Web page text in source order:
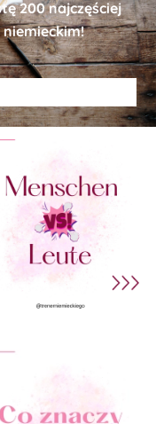
200 najczęściej
niemieckim!